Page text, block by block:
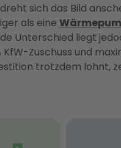
sich das Bild
als eine
Unterschied liegt
Zuschuss und
trotzdem lohnt,